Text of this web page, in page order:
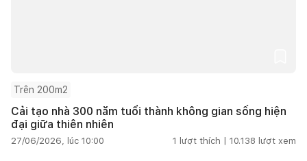
Trên 200m2
Cải tạo nhà 300 năm tuổi thành không gian sống hiện
đại giữa thiên nhiên
27/06/2026, lúc 10:00 1 lượt thích | 10.138 lượt xem